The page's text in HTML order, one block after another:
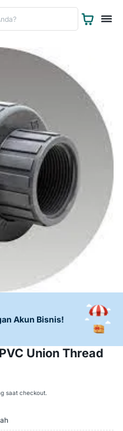
Akun Bisnis!
Union Thread
saat checkout.